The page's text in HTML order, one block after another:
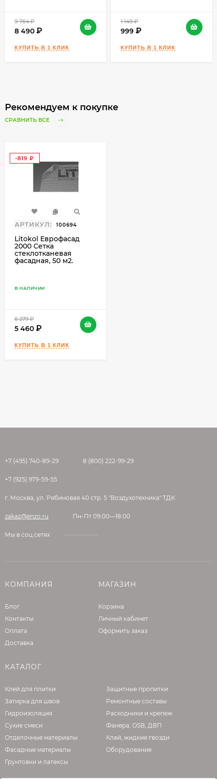
9 764
8 490
1 149
999
Рекомендуем к покупке
СРАВНИТЬ ВСЕ
-819
АРТИКУЛ: 100694
Litokol Еврофасад
2000 Сетка
стеклотканевая
фасадная, 50 м2.
В НАЛИЧИИ
6 279
5 460
+7 (495) 740-89-29 8 (800) 222-99-29
+7 (925) 979-59-55
г. Москва, ул. Рябиновая 40 стр. 5 "Воздухотехника" ТДК
zakaz@enzo.ru Пн-Пт 09:00—18:00
Мы в соц.сетях
КОМПАНИЯ
Блог
Контакты
Оплата
Доставка
МАГАЗИН
Корзина
Личный кабинет
Оформить заказ
КАТАЛОГ
Клей для плитки
Затирка для швов
Гидроизоляция
Сухие смеси
Отделочные материалы
Фасадные материалы
Грунтовки и латексы
Защитные пропитки
Ремонтные составы
Расходники и крепеж
Фанера, OSB, ДВП
Клей, жидкие гвозди
Оборудование